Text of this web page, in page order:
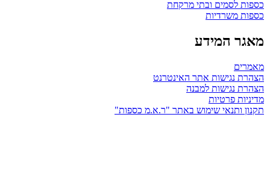
כספות לסמים ובתי מרקחת
כספות משרדיות
מאגר המידע
מאמרים
הצהרת נגישות אתר האינטרנט
הצהרת נגישות למבנה
מדיניות פרטיות
תקנון ותנאי שימוש באתר "ר.א.מ כספות"